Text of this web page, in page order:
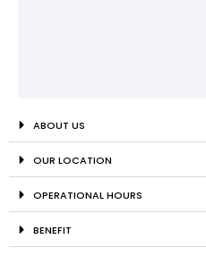
ABOUT US
OUR LOCATION
OPERATIONAL HOURS
BENEFIT